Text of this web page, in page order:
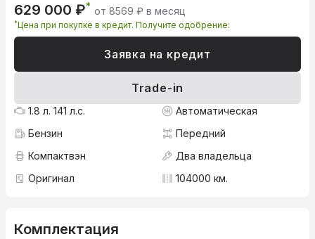
629 000 ₽* от 8569 ₽ в месяц
*Цена при покупке в кредит. Получите одобрение:
Заявка на кредит
Trade-in
1.8 л. 141 л.с.
Автоматическая
Бензин
Передний
Компактвэн
Два владельца
Оригинал
104000 км.
Комплектация